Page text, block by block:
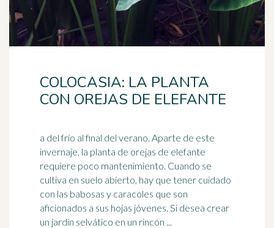
COLOCASIA: LA PLANTA
CON OREJAS DE ELEFANTE
a del frío al final del verano. Aparte de este
invernaje, la planta de orejas de elefante
requiere poco mantenimiento. Cuando se
cultiva en suelo abierto, hay que tener cuidado
con las babosas y caracoles que son
aficionados a sus hojas jóvenes. Si desea crear
un jardín selvático en un rincón ...